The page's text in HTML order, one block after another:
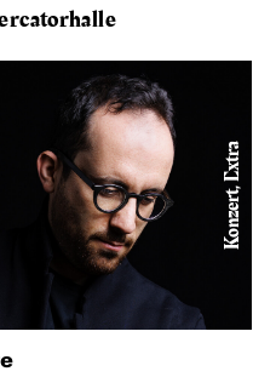
Konzert, Extra